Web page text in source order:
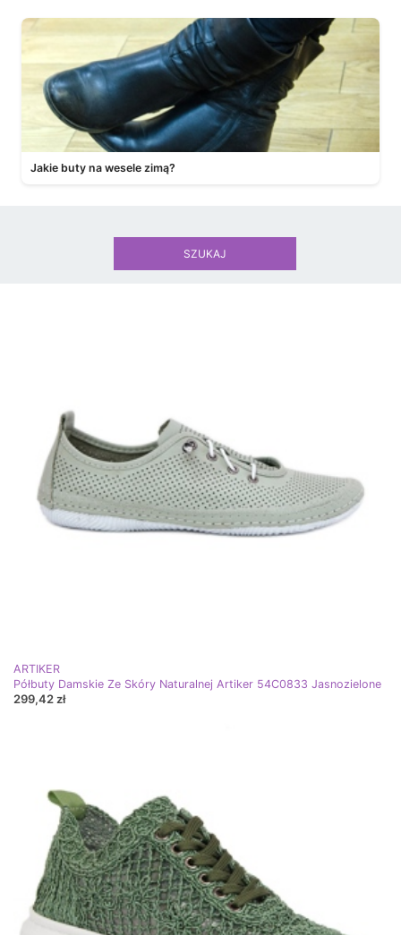
Jakie buty na wesele zimą?
ARTIKER
Półbuty Damskie Ze Skóry Naturalnej Artiker 54C0833 Jasnozielone
299,42 zł
SZUKAJ